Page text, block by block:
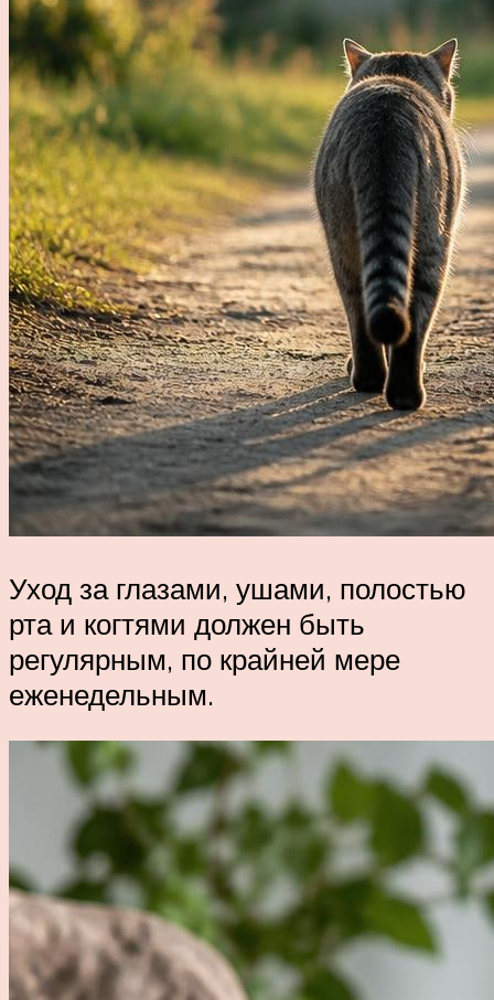
Уход за глазами, ушами, полостью
рта и когтями должен быть
регулярным, по крайней мере
еженедельным.